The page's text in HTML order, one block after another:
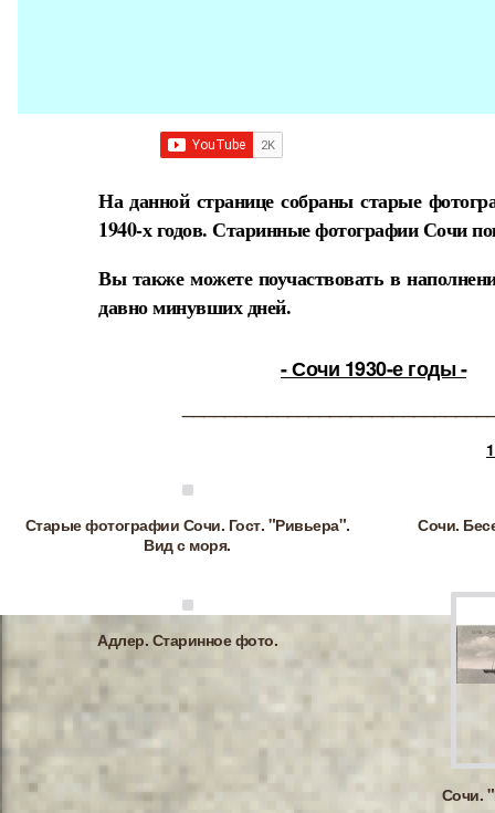
На данной странице собраны старые
1940-х годов. Старинные фотографии Сочи
Вы также можете поучаствовать в
давно минувших дней.
- Сочи 1930-е годы -
1
Старые фотографии Сочи. Гост. "Ривьера".
Вид с моря.
Сочи.
Адлер. Старинное фото.
Сочи.